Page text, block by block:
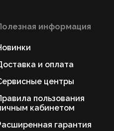
информация
и оплата
центры
пользования
кабинетом
гарантия